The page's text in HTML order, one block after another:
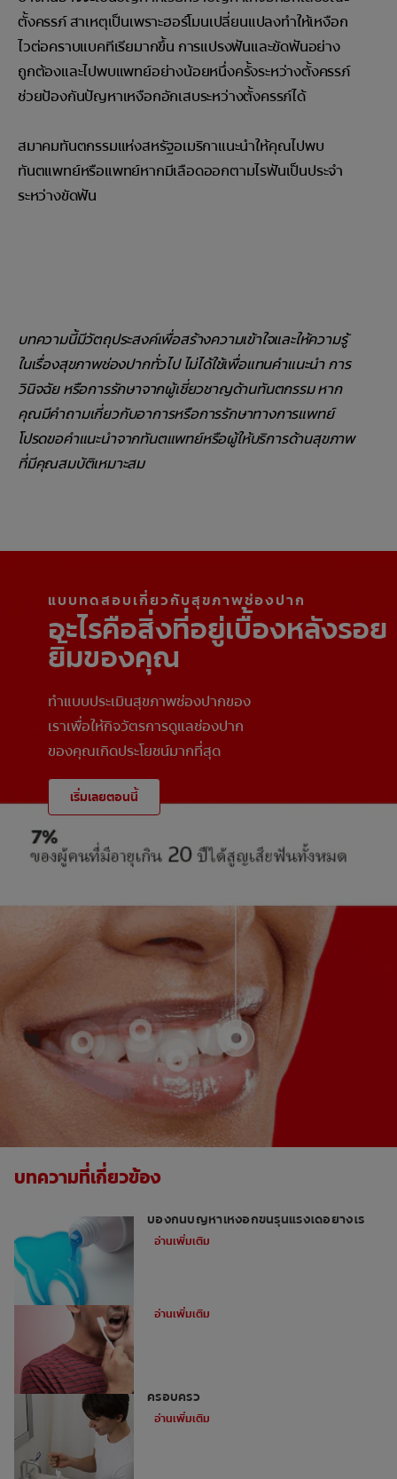
ตั้งครรภ์ สาเหตุเป็นเพราะฮอร์โมนเปลี่ยนแปลงทำให้เหงือก
ไวต่อคราบแบคทีเรียมากขึ้น การแปรงฟันและขัดฟันอย่าง
ถูกต้องและไปพบแพทย์อย่างน้อยหนึ่งครั้งระหว่างตั้งครรภ์
ช่วยป้องกันปัญหาเหงือกอักเสบระหว่างตั้งครรภ์ได้
สมาคมทันตกรรมแห่งสหรัฐอเมริกาแนะนำให้คุณไปพบ
ทันตแพทย์หรือแพทย์หากมีเลือดออกตามไรฟันเป็นประจำ
ระหว่างขัดฟัน
บทความนี้มีวัตถุประสงค์เพื่อสร้างความเข้าใจและให้ความรู้
ในเรื่องสุขภาพช่องปากทั่วไป ไม่ได้ใช้เพื่อแทนคำแนะนำ การ
วินิจฉัย หรือการรักษาจากผู้เชี่ยวชาญด้านทันตกรรม หาก
คุณมีคำถามเกี่ยวกับอาการหรือการรักษาทางการแพทย์
โปรดขอคำแนะนำจากทันตแพทย์หรือผู้ให้บริการด้านสุขภาพ
ที่มีคุณสมบัติเหมาะสม
แบบทดสอบเกี่ยวกับสุขภาพช่องปาก
อะไรคือสิ่งที่อยู่เบื้องหลังรอย
ยิ้มของคุณ
ทำแบบประเมินสุขภาพช่องปากของ
เราเพื่อให้กิจวัตรการดูแลช่องปาก
ของคุณเกิดประโยชน์มากที่สุด
เริ่มเลยตอนนี้
บทความที่เกี่ยวข้อง
ป้องกันปัญหาเหงือกขั้นรุนแรงได้อย่างไร
อ่านเพิ่มเติม
อ่านเพิ่มเติม
ครอบครัว
อ่านเพิ่มเติม